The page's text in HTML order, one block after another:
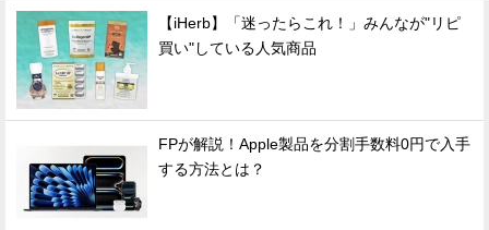
【iHerb】「迷ったらこれ！」みんなが"リピ
買い"している人気商品
FPが解説！Apple製品を分割手数料0円で入手
する方法とは？